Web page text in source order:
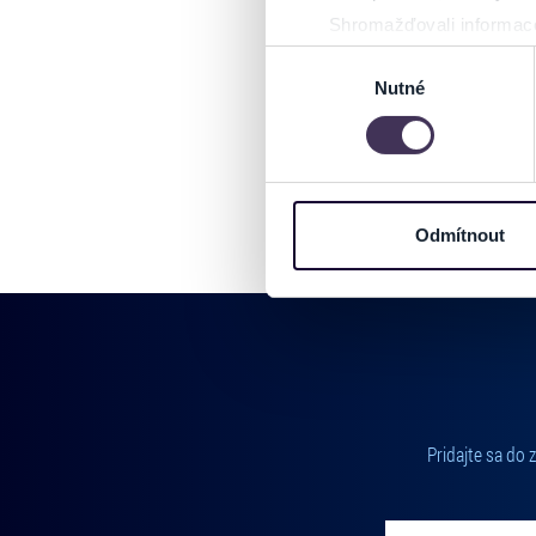
Shromažďovali
Identifikovali vaše
Zjistěte více o tom, jak
můžete kdykoliv změnit
informace o vašem zařízení
osobní údaje. Získané
Jaké typy cookies
Nutné
Odmítnout
Pridajte sa do